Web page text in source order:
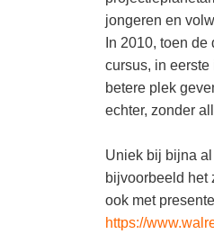
jongeren en
In 2010, toen
cursus, in
betere plek
echter, zonder
Uniek bij bijna
bijvoorbeeld het
ook met
https://